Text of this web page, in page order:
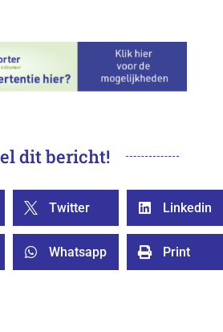
dit bericht!
 Twitter  Linkedin
 Whatsapp  Print